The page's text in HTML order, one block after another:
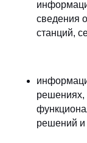
сведения
станций,
решениях,
решений и